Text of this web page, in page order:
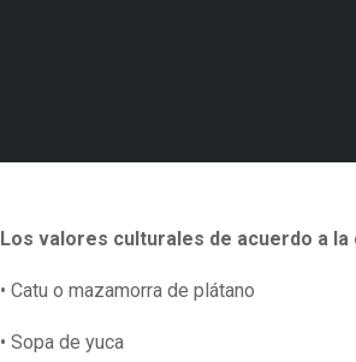
Los valores culturales de acuerdo a
• Catu o mazamorra de plátano
• Sopa de yuca